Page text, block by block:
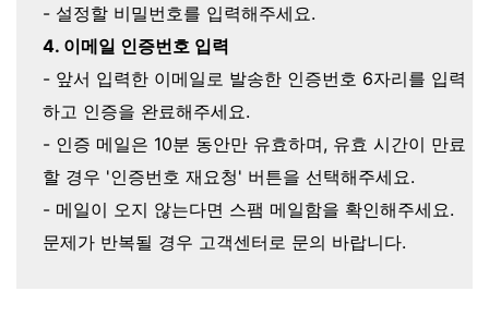
- 설정할 비밀번호를 입력해주세요.
4. 이메일 인증번호 입력
- 앞서 입력한 이메일로 발송한 인증번호 6자리를 입력
하고 인증을 완료해주세요.
- 인증 메일은 10분 동안만 유효하며, 유효 시간이 만료
할 경우 '인증번호 재요청' 버튼을 선택해주세요.
- 메일이 오지 않는다면 스팸 메일함을 확인해주세요.
문제가 반복될 경우 고객센터로 문의 바랍니다.